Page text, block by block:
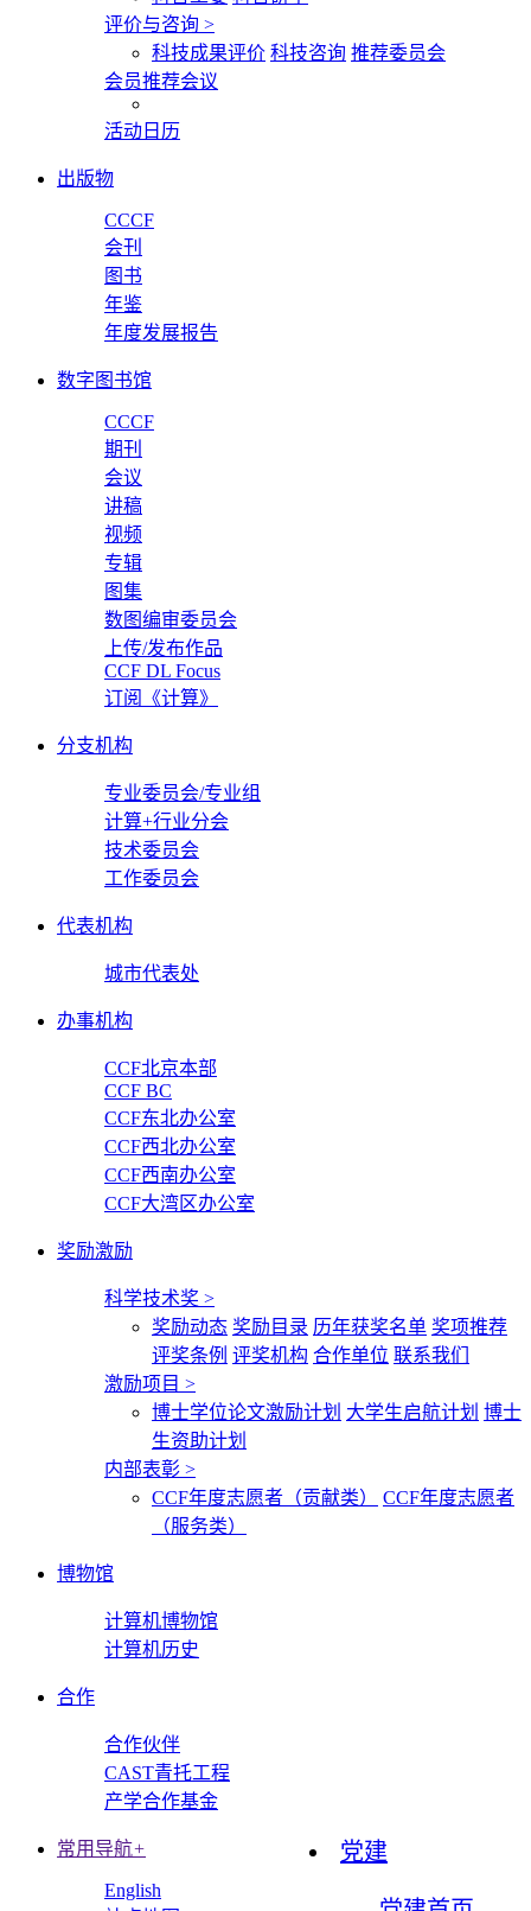
评价与咨询 >
科技成果评价 科技咨询 推荐委员会
会员推荐会议
活动日历
出版物
CCCF
会刊
图书
年鉴
年度发展报告
数字图书馆
CCCF
期刊
会议
讲稿
视频
专辑
图集
数图编审委员会
上传/发布作品
CCF DL Focus
订阅《计算》
分支机构
专业委员会/专业组
计算+行业分会
技术委员会
工作委员会
代表机构
城市代表处
办事机构
CCF北京本部
CCF BC
CCF东北办公室
CCF西北办公室
CCF西南办公室
CCF大湾区办公室
奖励激励
科学技术奖 >
奖励动态 奖励目录 历年获奖名单 奖项推荐
评奖条例 评奖机构 合作单位 联系我们
激励项目 >
博士学位论文激励计划 大学生启航计划 博士
生资助计划
内部表彰 >
CCF年度志愿者（贡献类）
CCF年度志愿者
（服务类）
博物馆
计算机博物馆
计算机历史
合作
合作伙伴
CAST青托工程
产学合作基金
党建
常用导航+
English